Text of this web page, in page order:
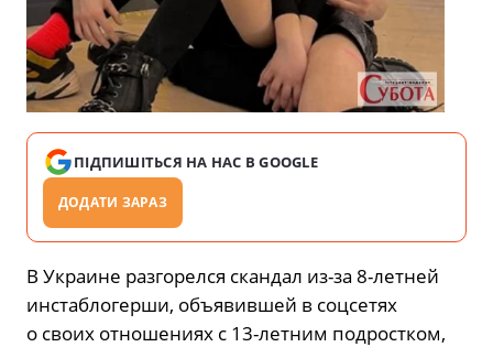
ПІДПИШІТЬСЯ НА НАС В GOOGLE
ДОДАТИ ЗАРАЗ
В Украине разгорелся скандал из-за 8-летней
инстаблогерши, объявившей в соцсетях
о своих отношениях с 13-летним подростком,